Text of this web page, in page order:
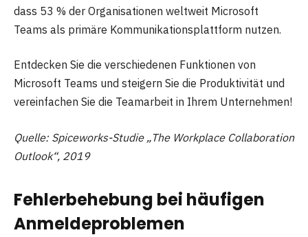
dass 53 % der Organisationen weltweit Microsoft
Teams als primäre Kommunikationsplattform nutzen.
Entdecken Sie die verschiedenen Funktionen von
Microsoft Teams und steigern Sie die Produktivität und
vereinfachen Sie die Teamarbeit in Ihrem Unternehmen!
Quelle: Spiceworks-Studie „The Workplace Collaboration
Outlook“, 2019
Fehlerbehebung bei häufigen
Anmeldeproblemen